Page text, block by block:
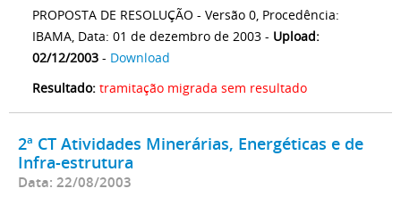
PROPOSTA DE RESOLUÇÃO - Versão 0, Procedência:
IBAMA, Data: 01 de dezembro de 2003 - Upload:
02/12/2003 - Download
Resultado: tramitação migrada sem resultado
2ª CT Atividades Minerárias, Energéticas e de
Infra-estrutura
Data: 22/08/2003